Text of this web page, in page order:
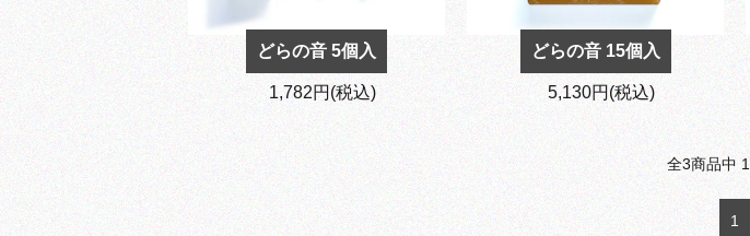
どらの音 5個入
1,782円(税込)
どらの音 15個入
5,130円(税込)
全3商品中
1